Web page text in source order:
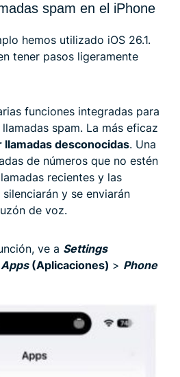
spam en el iPhone
hemos utilizado iOS 26.1.
tener pasos ligeramente
funciones integradas para
spam. La más eficaz
llamadas desconocidas. Una
de números que no estén
recientes y las
y se enviarán
de voz.
ve a Settings
Apps(Aplicaciones) > Phone